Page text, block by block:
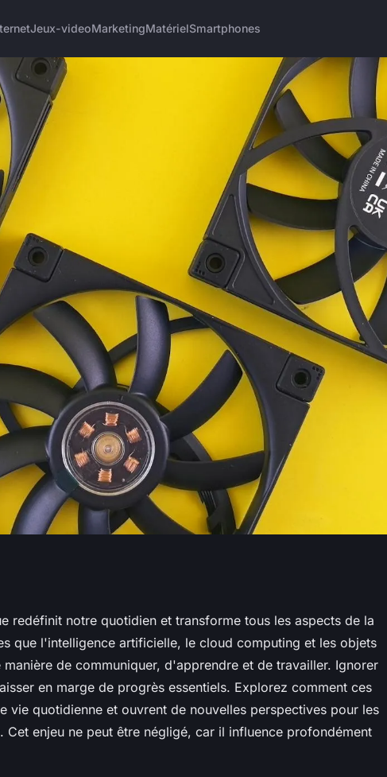
Jeux-videoMarketingMatérielSmartphones
informatique
vous ne
redéfinit notre quotidien et transforme tous les aspects de la
que l'intelligence artificielle, le cloud computing et les objets
de communiquer, d'apprendre et de travailler. Ignorer
en marge de progrès essentiels. Explorez comment ces
vie quotidienne et ouvrent de nouvelles perspectives pour les
Cet enjeu ne peut être négligé, car il influence profondément